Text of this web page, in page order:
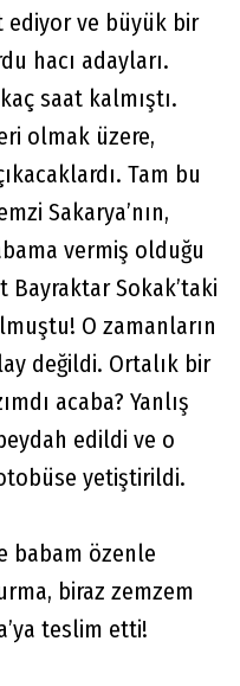
ediyor ve büyük bir
hacı adayları.
saat kalmıştı.
olmak üzere,
Tam bu
Sakarya’nın,
vermiş olduğu
Bayraktar Sokak’taki
O zamanların
değildi. Ortalık bir
acaba? Yanlış
edildi ve o
yetiştirildi.
babam özenle
biraz zemzem
teslim etti!